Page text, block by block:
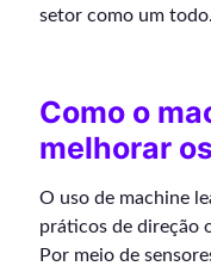
setor como um todo.
Como o
melhorar
O uso de machine
práticos de direção
Por meio de